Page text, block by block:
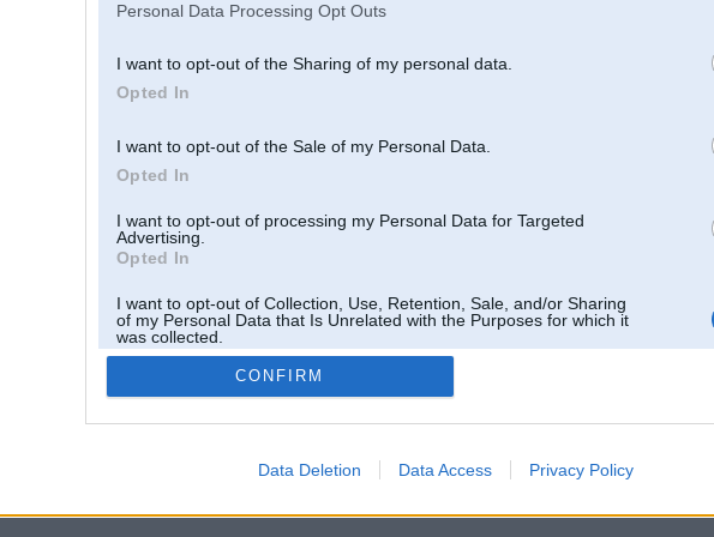
Personal Data Processing Opt Outs
I want to opt-out of the Sharing of my personal data.
Opted In
I want to opt-out of the Sale of my Personal Data.
Opted In
I want to opt-out of processing my Personal Data for Targeted
Advertising.
Opted In
I want to opt-out of Collection, Use, Retention, Sale, and/or Sharing
of my Personal Data that Is Unrelated with the Purposes for which it
was collected.
Opted Out
CONFIRM
Data Deletion Data Access Privacy Policy
darbojas
gada 14. maija. Tas nav auto klubs un nav saistīts ar